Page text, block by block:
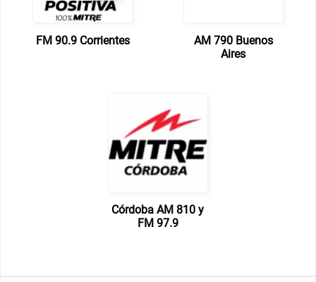
FM 90.9 Corrientes
AM 790 Buenos
Aires
Córdoba AM 810 y
FM 97.9